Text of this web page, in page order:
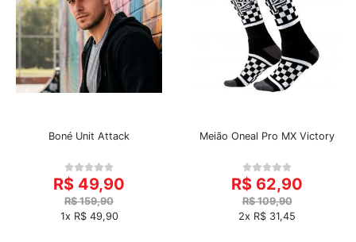
Boné Unit Attack
R$ 49,90
R$ 159,90
1x R$ 49,90
Meião Oneal Pro MX Victory
R$ 62,90
R$ 109,90
2x R$ 31,45